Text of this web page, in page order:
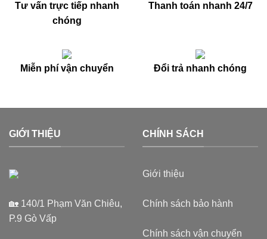
Tư vấn trực tiếp nhanh
chóng
Thanh toán nhanh 24/7
Miễn phí vận chuyển Đổi trả nhanh chóng
GIỚI THIỆU
🏡 140/1 Phạm Văn Chiêu,
P.9 Gò Vấp
CHÍNH SÁCH
Giới thiệu
Chính sách bảo hành
Chính sách vận chuyển